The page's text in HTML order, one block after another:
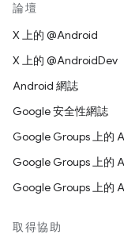
論壇
X 上的 @Android
X 上的 @AndroidDev
Android 網誌
Google 安全性網誌
Google Groups 上的
Google Groups 上的
Google Groups 上的
取得協助